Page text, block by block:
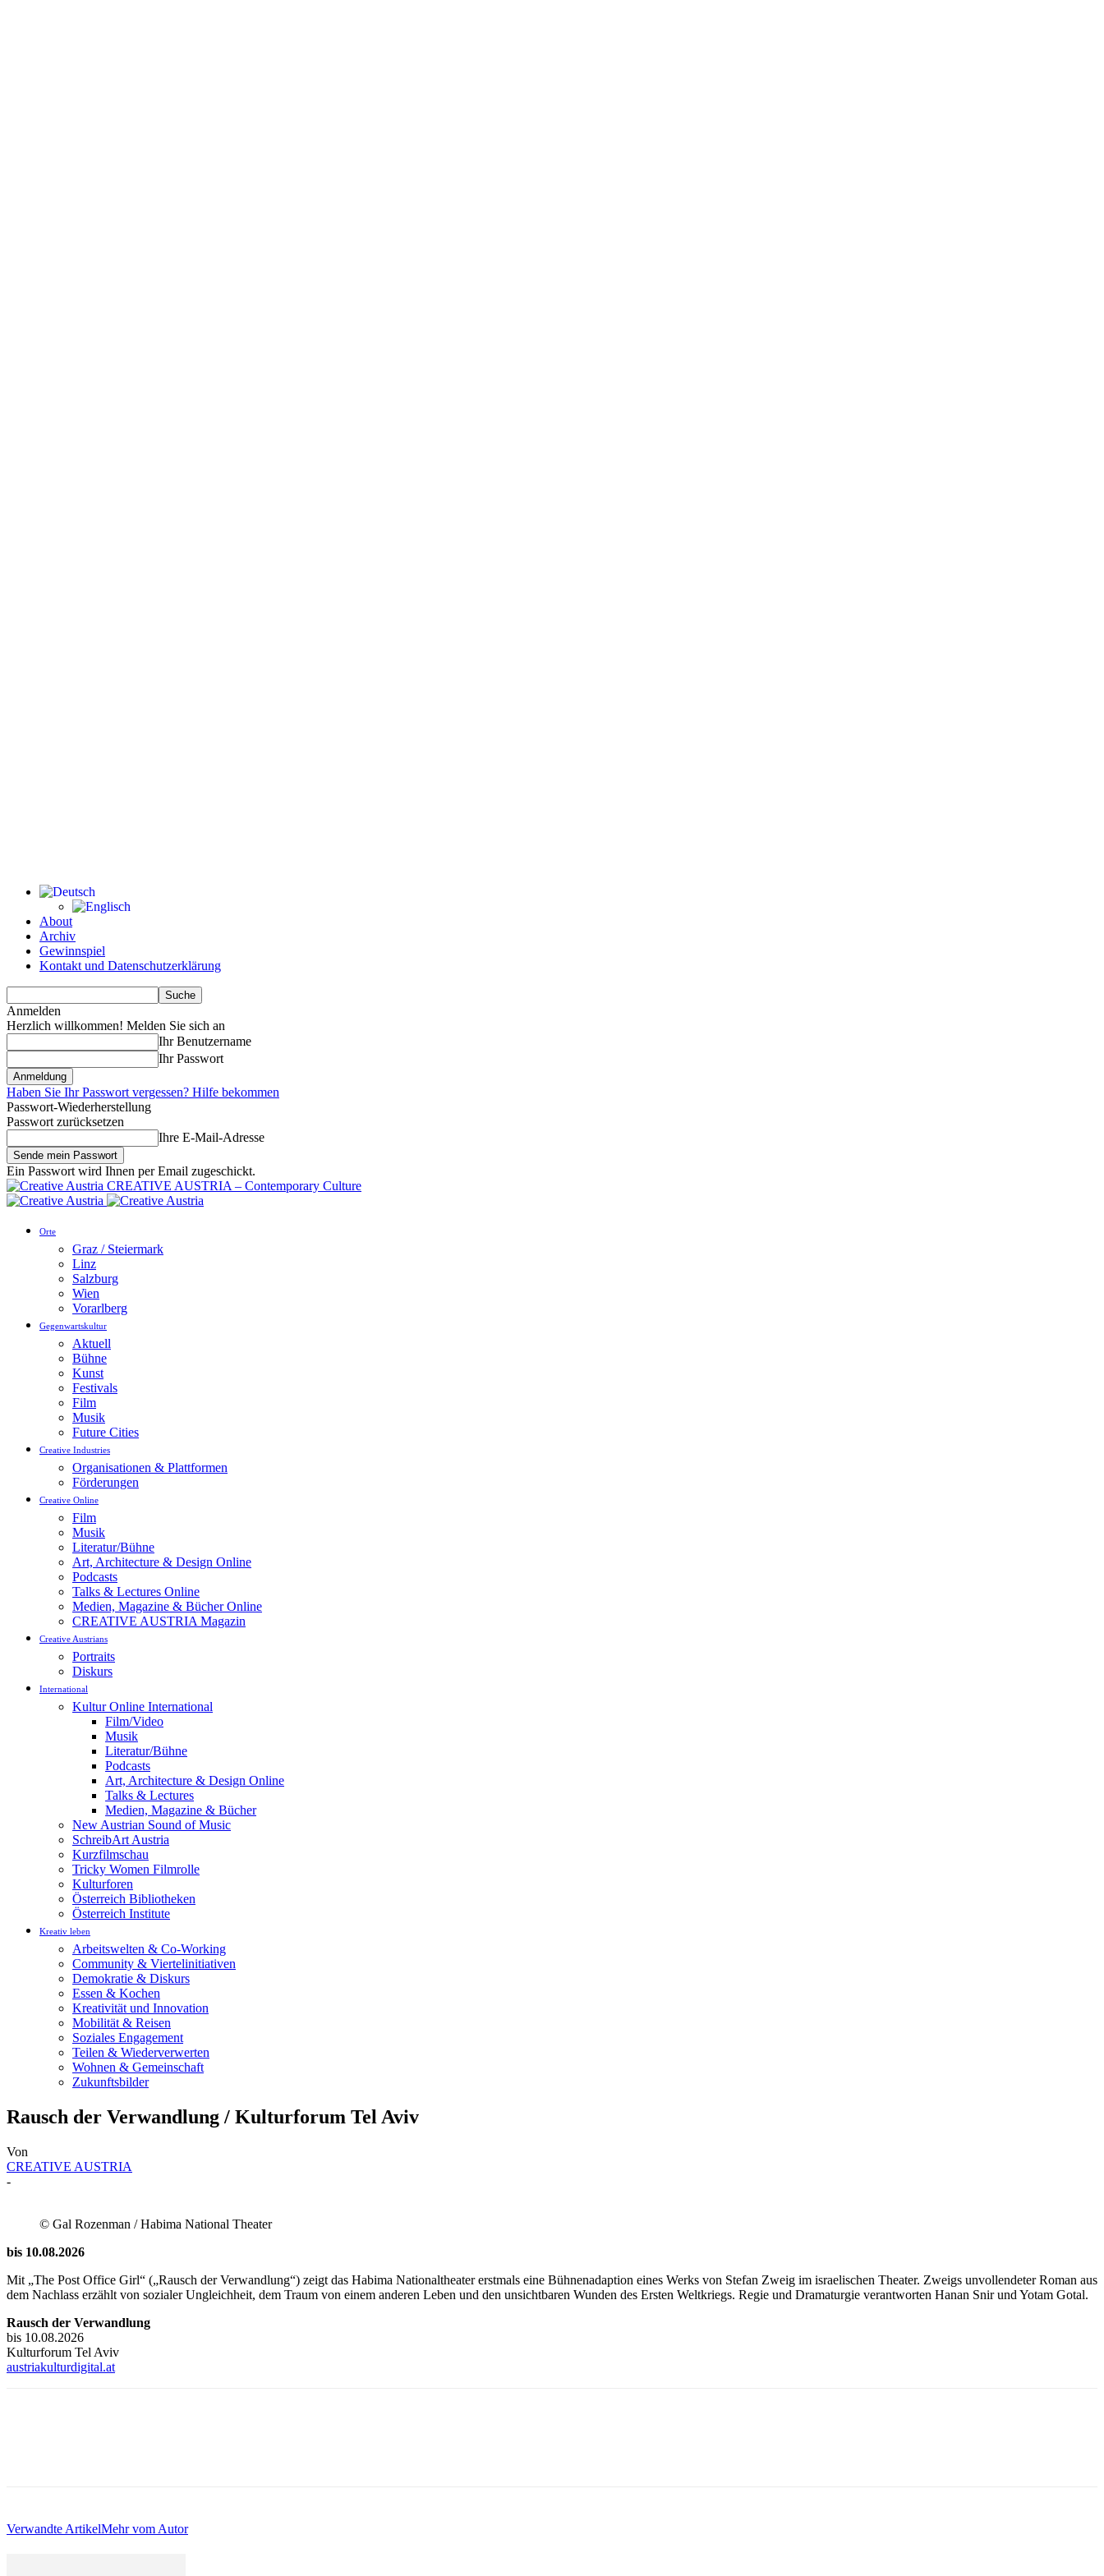
About
Archiv
Gewinnspiel
Kontakt und Datenschutzerklärung
Anmelden
Herzlich willkommen! Melden Sie sich an
Ihr Benutzername
Ihr Passwort
Haben Sie Ihr Passwort vergessen? Hilfe bekommen
Passwort-Wiederherstellung
Passwort zurücksetzen
Ihre E-Mail-Adresse
Ein Passwort wird Ihnen per Email zugeschickt.
CREATIVE AUSTRIA – Contemporary Culture
Orte
Graz / Steiermark
Linz
Salzburg
Wien
Vorarlberg
Gegenwartskultur
Aktuell
Bühne
Kunst
Festivals
Film
Musik
Future Cities
Creative Industries
Organisationen & Plattformen
Förderungen
Creative Online
Film
Musik
Literatur/Bühne
Art, Architecture & Design Online
Podcasts
Talks & Lectures Online
Medien, Magazine & Bücher Online
CREATIVE AUSTRIA Magazin
Creative Austrians
Portraits
Diskurs
International
Kultur Online International
Film/Video
Musik
Literatur/Bühne
Podcasts
Art, Architecture & Design Online
Talks & Lectures
Medien, Magazine & Bücher
New Austrian Sound of Music
SchreibArt Austria
Kurzfilmschau
Tricky Women Filmrolle
Kulturforen
Österreich Bibliotheken
Österreich Institute
Kreativ leben
Arbeitswelten & Co-Working
Community & Viertelinitiativen
Demokratie & Diskurs
Essen & Kochen
Kreativität und Innovation
Mobilität & Reisen
Soziales Engagement
Teilen & Wiederverwerten
Wohnen & Gemeinschaft
Zukunftsbilder
Rausch der Verwandlung / Kulturforum Tel Aviv
Von
CREATIVE AUSTRIA
-
© Gal Rozenman / Habima National Theater
bis 10.08.2026
Mit „The Post Office Girl“ („Rausch der Verwandlung“) zeigt das Habima Nationaltheater erstmals eine Bühnenadaption eines Werks von Stefan Zweig im israelischen Theater. Zweigs unvollendeter Roman aus
dem Nachlass erzählt von sozialer Ungleichheit, dem Traum von einem anderen Leben und den unsichtbaren Wunden des Ersten Weltkriegs. Regie und Dramaturgie verantworten Hanan Snir und Yotam Gotal.
Rausch der Verwandlung
bis 10.08.2026
Kulturforum Tel Aviv
austriakulturdigital.at
Verwandte ArtikelMehr vom Autor